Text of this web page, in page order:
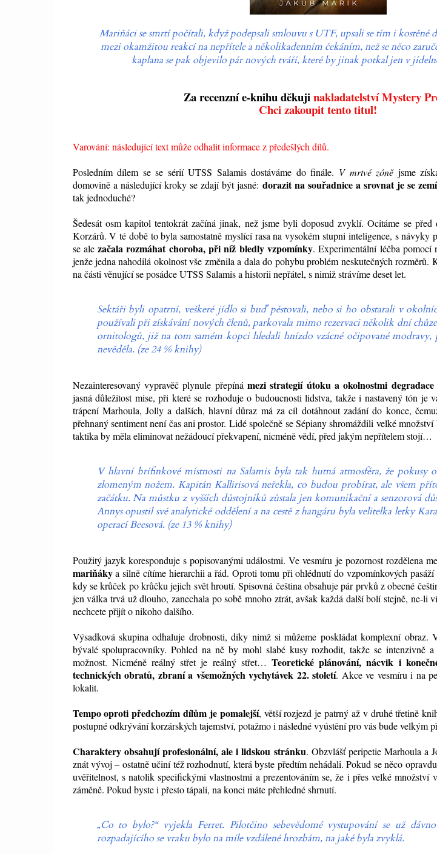
Mariňáci se smrtí počítali, když podepsali smlouvu s UTF, upsali se tím i kostěné
mezi okamžitou reakcí na nepřítele a několikadenním čekáním, než se něco
kaplana se pak objevilo pár nových tváří, které by jinak potkal jen v
Za recenzní e-knihu děkujinakladatelství Mystery
Chci zakoupit tento titul!
Varování: následující text může odhalit informace z předešlých dílů.
Posledním dílem se se sérií UTSS Salamis dostáváme do finále. V mrtvé zónějsme
domovině a následující kroky se zdají být jasné: dorazit na souřadnice a srovnat je se
tak jednoduché?
Šedesát osm kapitol tentokrát začíná jinak, než jsme byli doposud zvyklí. Ocitáme se před
Korzárů. V té době to byla samostatně myslící rasa na vysokém stupni inteligence, s návyky
se alezačala rozmáhat choroba, při níž bledly vzpomínky. Experimentální léčba pomocí
jenže jedna nahodilá okolnost vše změnila a dala do pohybu problém neskutečných rozměrů.
na části věnující se posádce UTSS Salamis a historii nepřátel, s nimiž strávíme deset let.
Sektáři byli opatrní, veškeré jídlo si buď pěstovali, nebo si ho obstarali v
používali při získávání nových členů, parkovala mimo rezervaci několik dní
ornitologů, již na tom samém kopci hledali hnízdo vzácné očipované
nevěděla. (ze 24 % knihy)
Nezainteresovaný vypravěč plynule přepíná mezi strategií útoku a okolnostmi
jasná důležitost mise, při které se rozhoduje o budoucnosti lidstva, takže i nastavený tón je
trápení Marhoula, Jolly a dalších, hlavní důraz má za cíl dotáhnout zadání do konce,
přehnaný sentiment není čas ani prostor. Lidé společně se Sépiany shromáždili velké
taktika by měla eliminovat nežádoucí překvapení, nicméně vědí, před jakým nepřítelem stojí…
V hlavní brífinkové místnosti na Salamis byla tak hutná atmosféra, že
zlomeným nožem. Kapitán Kallirisová neřekla, co budou probírat, ale všem
začátku. Na můstku z vyšších důstojníků zůstala jen komunikační a senzorová
Annys opustil své analytické oddělení a na cestě z hangáru byla velitelka letky
operací Beesová. (ze 13 % knihy)
Použitý jazyk koresponduje s popisovanými událostmi. Ve vesmíru je pozornost rozdělena
mariňákya silně cítíme hierarchii a řád. Oproti tomu při ohlédnutí do vzpomínkových
kdy se krůček po krůčku jejich svět hroutí. Spisovná čeština obsahuje pár prvků z obecné
jen válka trvá už dlouho, zanechala po sobě mnoho ztrát, avšak každá další bolí stejně, ne-li
nechcete přijít o nikoho dalšího.
Výsadková skupina odhaluje drobnosti, díky nimž si můžeme poskládat komplexní
bývalé spolupracovníky. Pohled na ně by mohl slabé kusy rozhodit, takže se intenzivně
možnost. Nicméně reálný střet je reálný střet… Teoretické plánování, nácvik i
technických obratů, zbraní a všemožných vychytávek 22. století. Akce ve vesmíru i na
lokalit.
Tempo oproti předchozím dílům je pomalejší, větší rozjezd je patrný až v druhé třetině
postupné odkrývání korzárských tajemství, potažmo i následné vyústění pro vás bude velkým
Charaktery obsahují profesionální, ale i lidskou stránku. Obzvlášť peripetie Marhoula a
znát vývoj – ostatně učiní též rozhodnutí, která byste předtím nehádali. Pokud se něco
uvěřitelnost, s natolik specifickými vlastnostmi a prezentováním se, že i přes velké množství
záměně. Pokud byste i přesto tápali, na konci máte přehledné shrnutí.
„Co to bylo?“ vyjekla Ferret. Pilotčino sebevědomé vystupování se už
rozpadajícího se vraku bylo na míle vzdálené hrozbám, na jaké byla zvyklá.